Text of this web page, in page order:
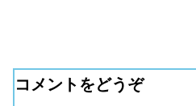
コメントをどうぞ